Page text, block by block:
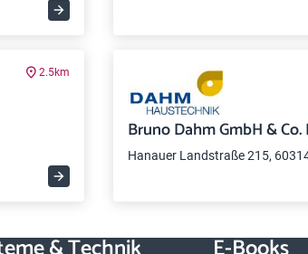
2.5km
Bruno Dahm GmbH & Co.
Hanauer Landstraße 215,